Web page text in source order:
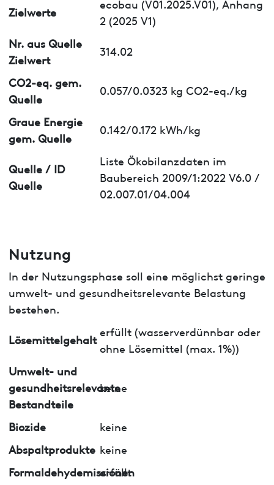
Zielwerte
ecobau (V01.2025.V01), Anhang
2 (2025 V1)
Nr. aus Quelle
Zielwert
314.02
CO2-eq. gem.
Quelle
0.057/0.0323 kg CO2-eq./kg
Graue Energie
gem. Quelle
0.142/0.172 kWh/kg
Quelle / ID
Quelle
Liste Ökobilanzdaten im
Baubereich 2009/1:2022 V6.0 /
02.007.01/04.004
Nutzung
In der Nutzungsphase soll eine möglichst geringe
umwelt- und gesundheitsrelevante Belastung
bestehen.
Lösemittelgehalt
erfüllt (wasserverdünnbar oder
ohne Lösemittel (max. 1%))
Umwelt- und
gesundheitsrelevante
Bestandteile
keine
Biozide
keine
Abspaltprodukte keine
Formaldehydemissionen
erfüllt